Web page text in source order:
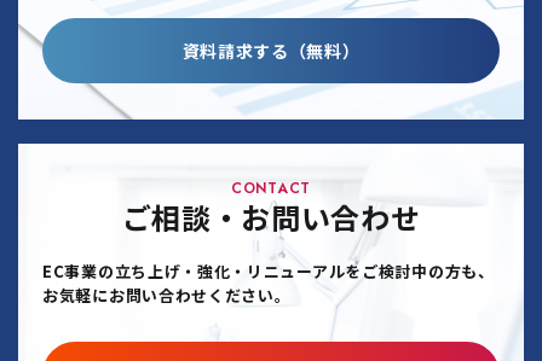
資料請求する（無料）
CONTACT
ご相談・お問い合わせ
EC事業の立ち上げ・強化・リニューアルをご検討中の方も、
お気軽にお問い合わせください。